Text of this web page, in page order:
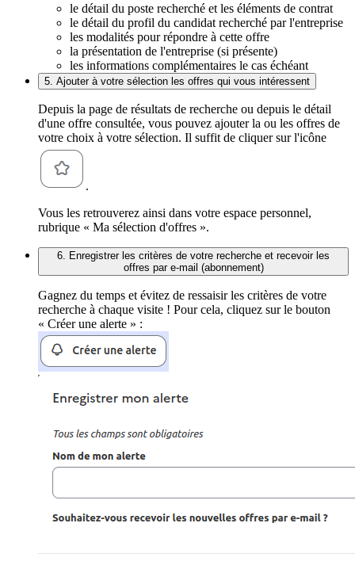
le détail du poste recherché et les éléments de contrat
le détail du profil du candidat recherché par l'entreprise
les modalités pour répondre à cette offre
la présentation de l'entreprise (si présente)
les informations complémentaires le cas échéant
5. Ajouter à votre sélection les offres qui vous intéressent
Depuis la page de résultats de recherche ou depuis le détail
d'une offre consultée, vous pouvez ajouter la ou les offres de
votre choix à votre sélection. Il suffit de cliquer sur l'icône
.
Vous les retrouverez ainsi dans votre espace personnel,
rubrique « Ma sélection d'offres ».
6. Enregistrer les critères de votre recherche et recevoir les
offres par e-mail (abonnement)
Gagnez du temps et évitez de ressaisir les critères de votre
recherche à chaque visite ! Pour cela, cliquez sur le bouton
« Créer une alerte » :